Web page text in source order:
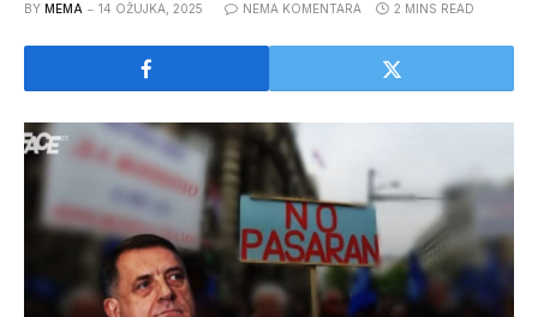
BY MEMA 14 OŽUJKA, 2025 NEMA KOMENTARA 2 MINS READ